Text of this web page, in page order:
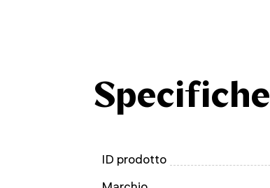
Specifiche
ID prodotto